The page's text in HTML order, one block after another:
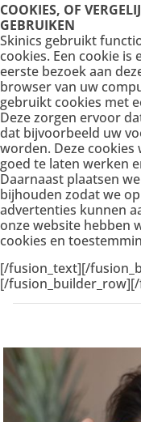
COOKIES, OF
GEBRUIKEN
Skinics gebruikt
cookies. Een cookie
eerste bezoek aan
browser van uw
gebruikt cookies met
Deze zorgen ervoor
dat bijvoorbeeld uw
worden. Deze
goed te laten werken
Daarnaast plaatsen
bijhouden zodat we
advertenties kunnen
onze website hebben
cookies en
[/fusion_text][/
[/